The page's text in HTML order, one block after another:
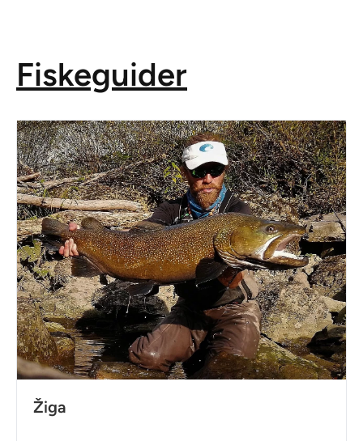
Fiskeguider
Žiga